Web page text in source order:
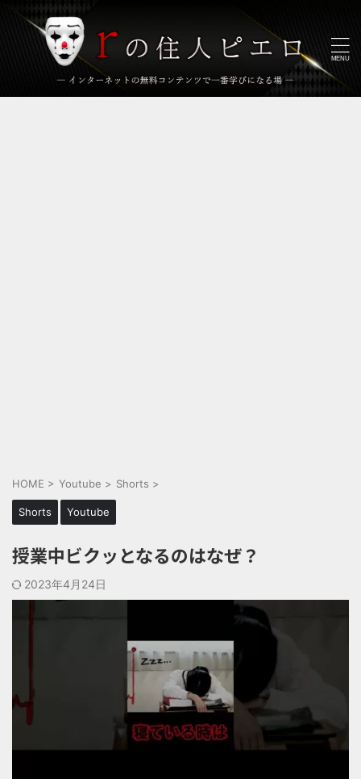
HOME > Youtube > Shorts >
Shorts Youtube
授業中ビクッとなるのはなぜ？
2023年4月24日